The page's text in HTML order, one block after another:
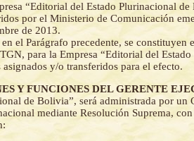
“Editorial del Estado Plurinacional
por el Ministerio de Comunicación
de 2013.
el Parágrafo precedente, se constituyen
para la Empresa “Editorial del
y/o transferidos para el efecto.
Y FUNCIONES DEL GERENTE
de Bolivia”, será administrada por un
mediante Resolución Suprema,